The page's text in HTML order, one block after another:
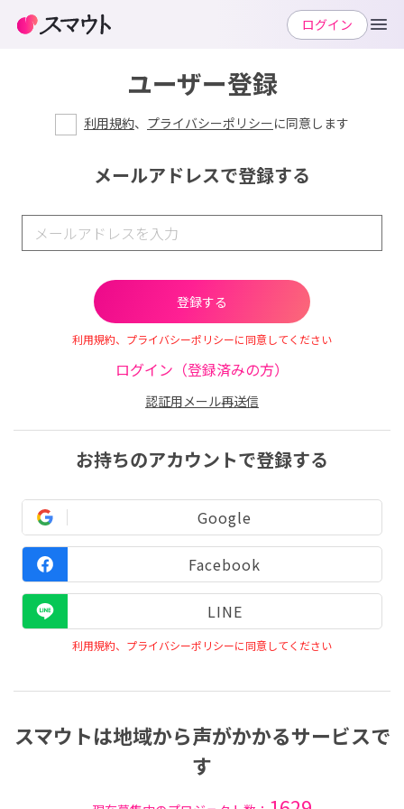
ユーザー登録
利用規約、 プライバシーポリシーに同意します
メールアドレスで登録する
利用規約、プライバシーポリシーに同意してください
ログイン（登録済みの方）
認証用メール再送信
お持ちのアカウントで登録する
Google
Facebook
LINE
利用規約、プライバシーポリシーに同意してください
スマウトは地域から声がかかるサービスで
す
ログイン